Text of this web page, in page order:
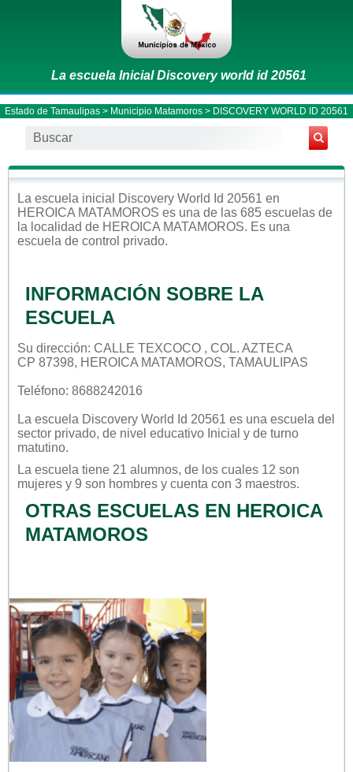
La escuela Inicial Discovery world id 20561
Estado de Tamaulipas > Municipio Matamoros > DISCOVERY WORLD ID 20561
La escuela inicial Discovery World Id 20561 en
HEROICA MATAMOROS es una de las 685 escuelas de
la localidad de HEROICA MATAMOROS. Es una
escuela de control privado.
INFORMACIÓN SOBRE LA
ESCUELA
Su dirección: CALLE TEXCOCO , COL. AZTECA
CP 87398, HEROICA MATAMOROS, TAMAULIPAS
Teléfono: 8688242016
La escuela Discovery World Id 20561 es una escuela del
sector privado, de nivel educativo Inicial y de turno
matutino.
La escuela tiene 21 alumnos, de los cuales 12 son
mujeres y 9 son hombres y cuenta con 3 maestros.
OTRAS ESCUELAS EN HEROICA
MATAMOROS